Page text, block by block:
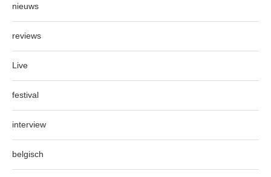
nieuws
reviews
Live
festival
interview
belgisch